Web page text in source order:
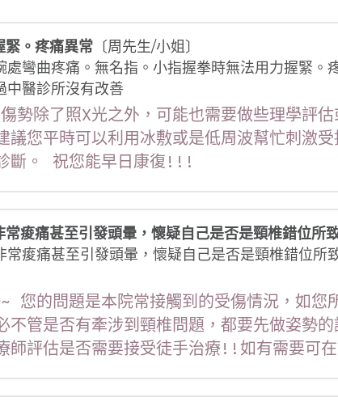
緊。疼痛異常 〔周先生/小姐〕
處彎曲疼痛。無名指。小指握拳時無法用力握緊。
中醫診所沒有改善
除了照X光之外，可能也需要做些理學評
議您平時可以利用冰敷或是低周波幫忙刺激
斷。 祝您能早日康復!!!
痠痛甚至引發頭暈，懷疑自己是否是頸椎錯位所
常痠痛甚至引發頭暈，懷疑自己是否是頸椎錯位所
的問題是本院常接觸到的受傷情況，如您
不管是否有牽涉到頸椎問題，都要先做姿勢
師評估是否需要接受徒手治療!!如有需要可